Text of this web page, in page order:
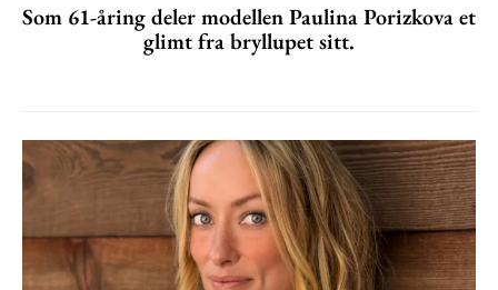
Som 61-åring deler modellen Paulina Porizkova et
glimt fra bryllupet sitt.